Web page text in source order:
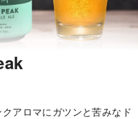
アロマにガツンと苦みなド